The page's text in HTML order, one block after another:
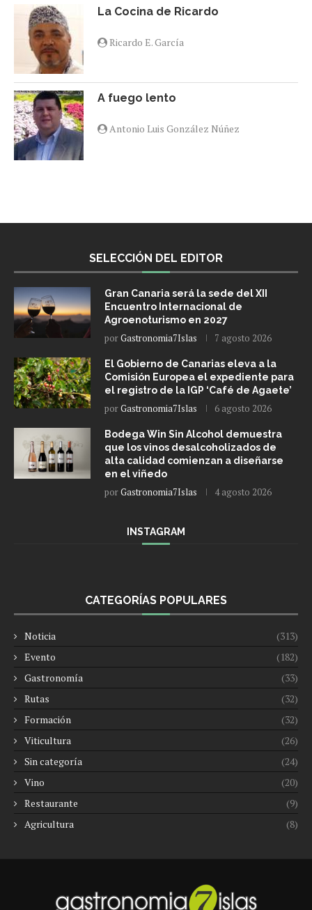
La Cocina de Ricardo
Ricardo E. García
A fuego lento
Antonio Luis González Núñez
SELECCIÓN DEL EDITOR
Gran Canaria será la sede del XII
Encuentro Internacional de
Agroenoturismo en 2027
porGastronomia7Islas 7 agosto 2026
El Gobierno de Canarias eleva a la
Comisión Europea el expediente para
el registro de la IGP ‘Café de Agaete’
porGastronomia7Islas 6 agosto 2026
Bodega Win Sin Alcohol demuestra
que los vinos desalcoholizados de
alta calidad comienzan a diseñarse
en el viñedo
porGastronomia7Islas 4 agosto 2026
INSTAGRAM
CATEGORÍAS POPULARES
Noticia
(313)
Evento
(182)
Gastronomía
(33)
Rutas
(32)
Formación
(32)
Viticultura
(26)
Sin categoría
(24)
Vino
(20)
Restaurante
(9)
Agricultura
(8)